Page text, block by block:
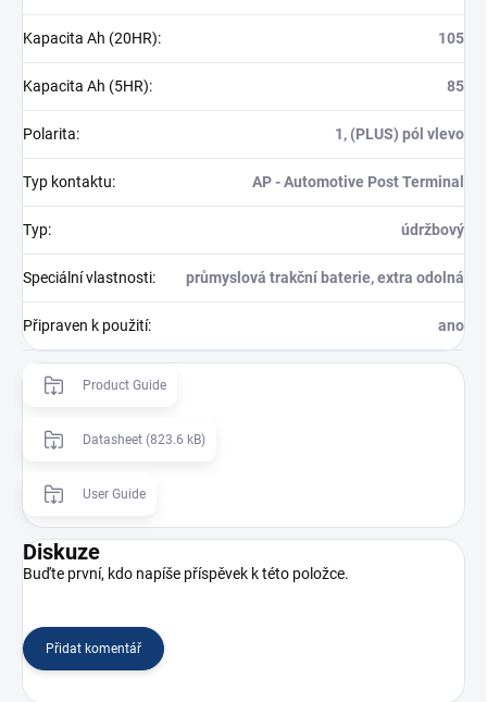
Kapacita Ah (20HR): 105
Kapacita Ah (5HR): 85
Polarita: 1, (PLUS) pól vlevo
Typ kontaktu: AP - Automotive Post Terminal
Typ: údržbový
Speciální vlastnosti: průmyslová trakční baterie, extra odolná
Připraven k použití: ano
Product Guide
Datasheet (823.6 kB)
User Guide
Diskuze
Buďte první, kdo napíše příspěvek k této položce.
Přidat komentář